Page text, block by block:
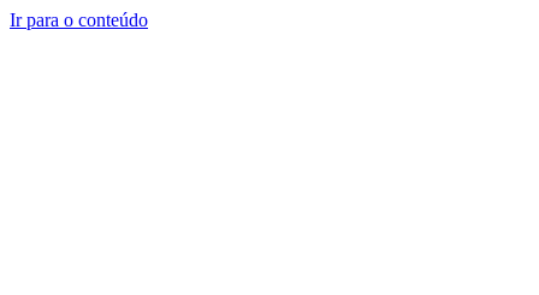
Ir para o conteúdo